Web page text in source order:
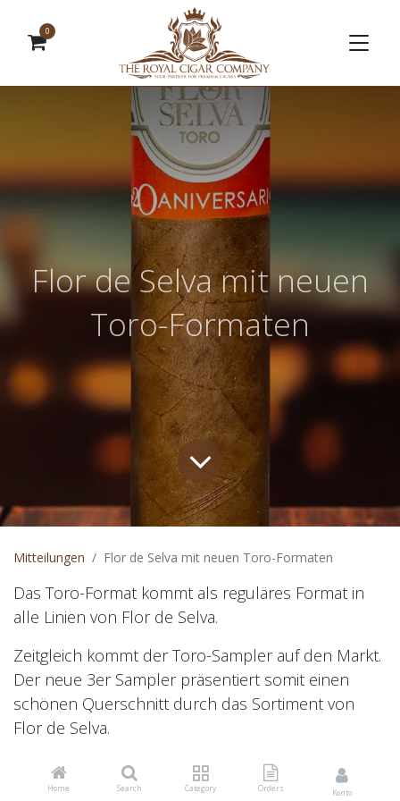
Home Search Category Orders Konto
0
Flor de Selva mit neuen
Toro-Formaten
Mitteilungen Flor de Selva mit neuen Toro-Formaten
Das Toro-Format kommt als reguläres Format in
alle Linien von Flor de Selva.
Zeitgleich kommt der Toro-Sampler auf den Markt.
Der neue 3er Sampler präsentiert somit einen
schönen Querschnitt durch das Sortiment von
Flor de Selva.
Flor de Selva Classic Toro